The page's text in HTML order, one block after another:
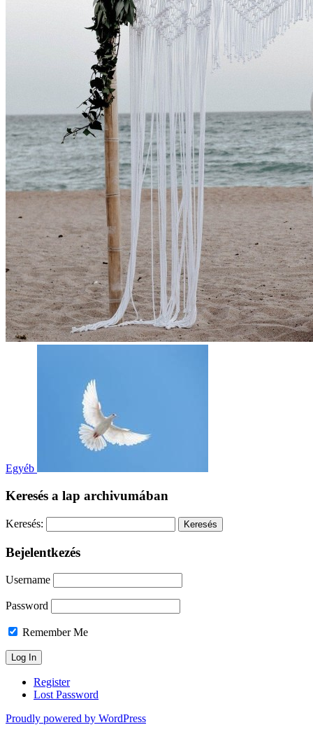
Egyéb
Keresés a lap archivumában
Keresés:
Bejelentkezés
Username
Password
Remember Me
Register
Lost Password
Proudly powered by WordPress